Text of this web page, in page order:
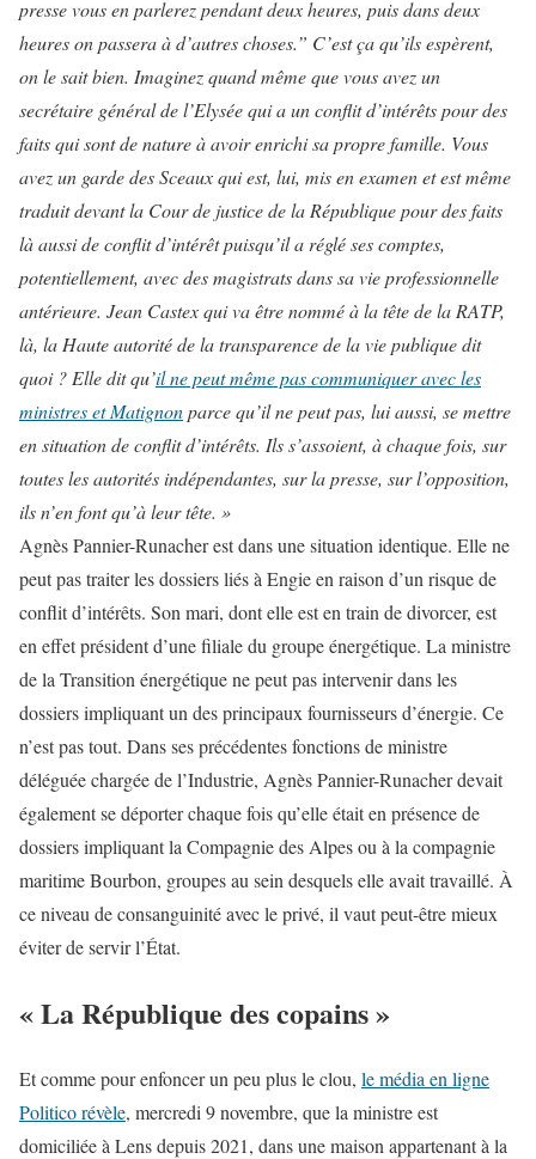
presse vous en parlerez pendant deux heures, puis dans deux
heures on passera à d’autres choses.” C’est ça qu’ils espèrent,
on le sait bien. Imaginez quand même que vous avez un
secrétaire général de l’Elysée qui a un conflit d’intérêts pour des
faits qui sont de nature à avoir enrichi sa propre famille. Vous
avez un garde des Sceaux qui est, lui, mis en examen et est même
traduit devant la Cour de justice de la République pour des faits
là aussi de conflit d’intérêt puisqu’il a réglé ses comptes,
potentiellement, avec des magistrats dans sa vie professionnelle
antérieure. Jean Castex qui va être nommé à la tête de la RATP,
là, la Haute autorité de la transparence de la vie publique dit
quoi ? Elle dit qu’il ne peut même pas communiquer avec les
ministres et Matignonparce qu’il ne peut pas, lui aussi, se mettre
en situation de conflit d’intérêts. Ils s’assoient, à chaque fois, sur
toutes les autorités indépendantes, sur la presse, sur l’opposition,
ils n’en font qu’à leur tête. »
Agnès Pannier-Runacher est dans une situation identique. Elle ne
peut pas traiter les dossiers liés à Engie en raison d’un risque de
conflit d’intérêts. Son mari, dont elle est en train de divorcer, est
en effet président d’une filiale du groupe énergétique. La ministre
de la Transition énergétique ne peut pas intervenir dans les
dossiers impliquant un des principaux fournisseurs d’énergie. Ce
n’est pas tout. Dans ses précédentes fonctions de ministre
déléguée chargée de l’Industrie, Agnès Pannier-Runacher devait
également se déporter chaque fois qu’elle était en présence de
dossiers impliquant la Compagnie des Alpes ou à la compagnie
maritime Bourbon, groupes au sein desquels elle avait travaillé. À
ce niveau de consanguinité avec le privé, il vaut peut-être mieux
éviter de servir l’État.
« La République des copains »
Et comme pour enfoncer un peu plus le clou, le média en ligne
Politico révèle, mercredi 9 novembre, que la ministre est
domiciliée à Lens depuis 2021, dans une maison appartenant à la